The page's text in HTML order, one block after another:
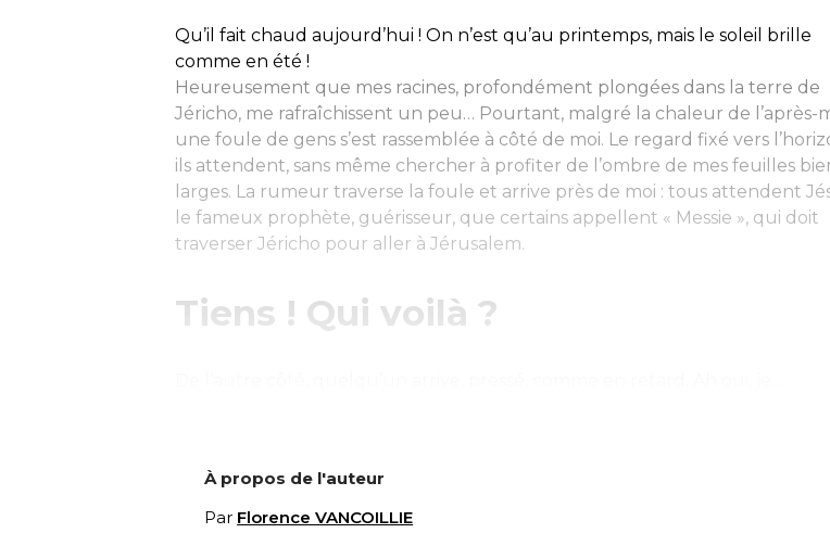
Qu’il fait chaud aujourd’hui ! On n’est qu’au printemps, mais le soleil brille
comme en été !
Heureusement que mes racines, profondément plongées dans la terre de
Jéricho, me rafraîchissent un peu… Pourtant, malgré la chaleur de l’après-
une foule de gens s’est rassemblée à côté de moi. Le regard fixé vers
ils attendent, sans même chercher à profiter de l’ombre de mes feuilles
larges. La rumeur traverse la foule et arrive près de moi : tous attendent
le fameux prophète, guérisseur, que certains appellent « Messie », qui doit
traverser Jéricho pour aller à Jérusalem.
Tiens ! Qui voilà ?
À propos de l'auteur
Par Florence VANCOILLIE